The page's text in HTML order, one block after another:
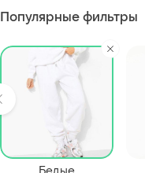
Популярные фильтры